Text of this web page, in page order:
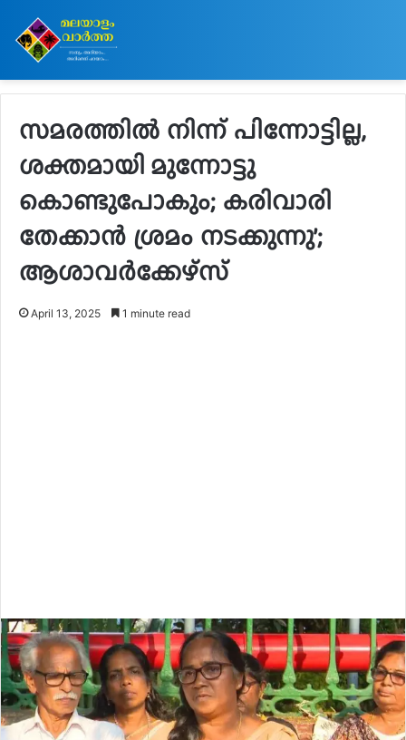
സമരത്തിൽ നിന്ന് പിന്നോട്ടില്ല,
ശക്തമായി മുന്നോട്ടു
കൊണ്ടുപോകും; കരിവാരി
തേക്കാൻ ശ്രമം നടക്കുന്നു’;
ആശാവർക്കേഴ്സ്
April 13, 2025 1 minute read